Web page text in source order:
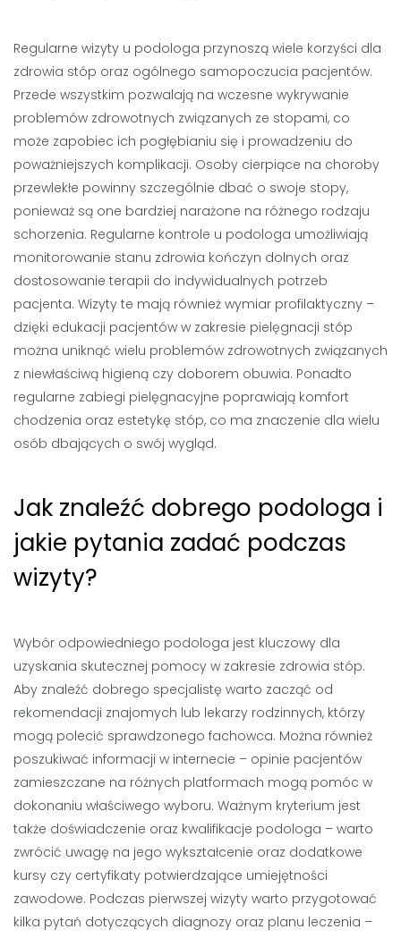
Regularne wizyty u podologa przynoszą wiele korzyści dla
zdrowia stóp oraz ogólnego samopoczucia pacjentów.
Przede wszystkim pozwalają na wczesne wykrywanie
problemów zdrowotnych związanych ze stopami, co
może zapobiec ich pogłębianiu się i prowadzeniu do
poważniejszych komplikacji. Osoby cierpiące na choroby
przewlekłe powinny szczególnie dbać o swoje stopy,
ponieważ są one bardziej narażone na różnego rodzaju
schorzenia. Regularne kontrole u podologa umożliwiają
monitorowanie stanu zdrowia kończyn dolnych oraz
dostosowanie terapii do indywidualnych potrzeb
pacjenta. Wizyty te mają również wymiar profilaktyczny –
dzięki edukacji pacjentów w zakresie pielęgnacji stóp
można uniknąć wielu problemów zdrowotnych związanych
z niewłaściwą higieną czy doborem obuwia. Ponadto
regularne zabiegi pielęgnacyjne poprawiają komfort
chodzenia oraz estetykę stóp, co ma znaczenie dla wielu
osób dbających o swój wygląd.
Jak znaleźć dobrego podologa i
jakie pytania zadać podczas
wizyty?
Wybór odpowiedniego podologa jest kluczowy dla
uzyskania skutecznej pomocy w zakresie zdrowia stóp.
Aby znaleźć dobrego specjalistę warto zacząć od
rekomendacji znajomych lub lekarzy rodzinnych, którzy
mogą polecić sprawdzonego fachowca. Można również
poszukiwać informacji w internecie – opinie pacjentów
zamieszczane na różnych platformach mogą pomóc w
dokonaniu właściwego wyboru. Ważnym kryterium jest
także doświadczenie oraz kwalifikacje podologa – warto
zwrócić uwagę na jego wykształcenie oraz dodatkowe
kursy czy certyfikaty potwierdzające umiejętności
zawodowe. Podczas pierwszej wizyty warto przygotować
kilka pytań dotyczących diagnozy oraz planu leczenia –